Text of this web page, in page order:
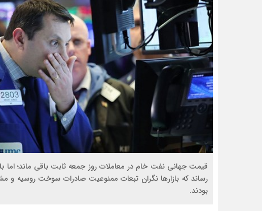
قیمت جهانی نفت خام در معاملات روز جمعه ثابت باقی ماند؛ اما
رساند که بازارها نگران تبعات ممنوعیت صادرات سوخت روسیه
بودند.